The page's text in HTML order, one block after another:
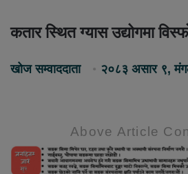
कतार स्थित ग्यास उद्योगमा
खोज सम्वाददाता २०८३ असार ९,
Above Article